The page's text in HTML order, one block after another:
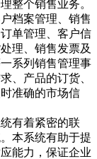
整个销售业务。
档案管理、销售
单管理、客户信
理、销售发票及
系列销售管理事
、产品的订货、
准确的市场信
有着紧密的联
本系统有助于提
能力，保证企业